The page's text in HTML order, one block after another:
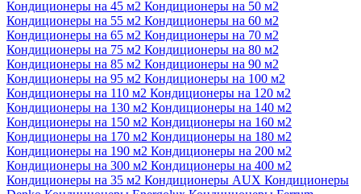
Кондиционеры на 45 м2 Кондиционеры на 50 м2
Кондиционеры на 55 м2 Кондиционеры на 60 м2
Кондиционеры на 65 м2 Кондиционеры на 70 м2
Кондиционеры на 75 м2 Кондиционеры на 80 м2
Кондиционеры на 85 м2 Кондиционеры на 90 м2
Кондиционеры на 95 м2 Кондиционеры на 100 м2
Кондиционеры на 110 м2 Кондиционеры на 120 м2
Кондиционеры на 130 м2 Кондиционеры на 140 м2
Кондиционеры на 150 м2 Кондиционеры на 160 м2
Кондиционеры на 170 м2 Кондиционеры на 180 м2
Кондиционеры на 190 м2 Кондиционеры на 200 м2
Кондиционеры на 300 м2 Кондиционеры на 400 м2
Кондиционеры на 35 м2 Кондиционеры AUX Кондиционеры